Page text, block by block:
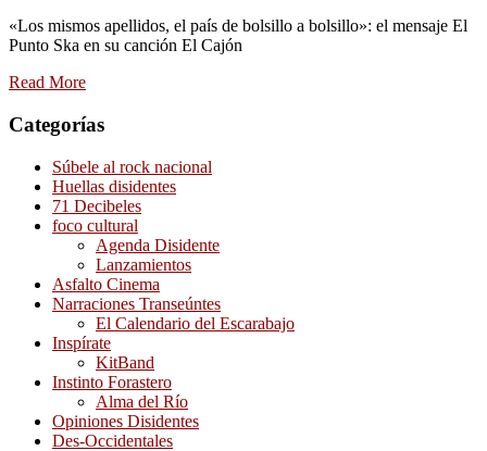
«Los mismos apellidos, el país de bolsillo a bolsillo»: el mensaje El
Punto Ska en su canción El Cajón
Read More
Categorías
Súbele al rock nacional
Huellas disidentes
71 Decibeles
foco cultural
Agenda Disidente
Lanzamientos
Asfalto Cinema
Narraciones Transeúntes
El Calendario del Escarabajo
Inspírate
KitBand
Instinto Forastero
Alma del Río
Opiniones Disidentes
Des-Occidentales